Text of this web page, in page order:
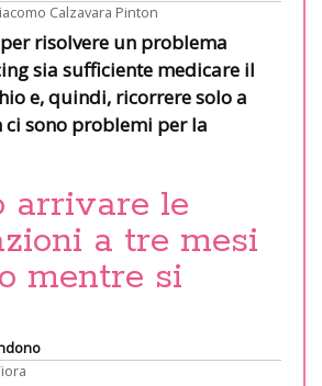
Calzavara Pinton
risolvere un problema
sia sufficiente medicare il
e, quindi, ricorrere solo a
ci sono problemi per la
arrivare le
a tre mesi
mentre si